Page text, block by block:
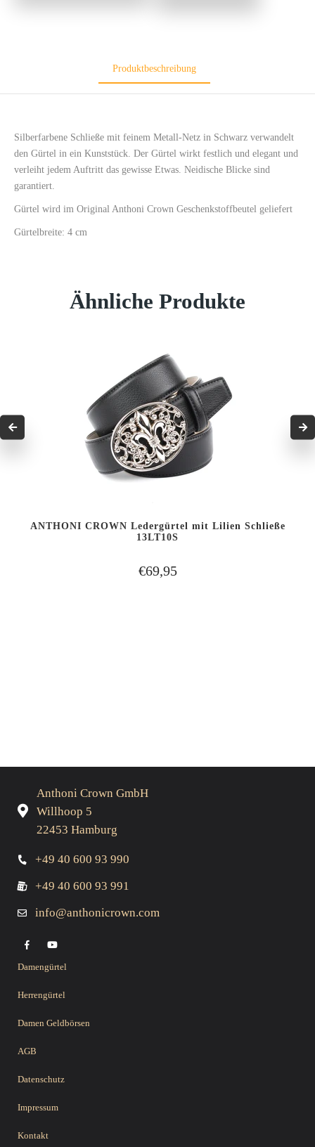
Produktbeschreibung
Silberfarbene Schließe mit feinem Metall-Netz in Schwarz verwandelt
den Gürtel in ein Kunststück. Der Gürtel wirkt festlich und elegant und
verleiht jedem Auftritt das gewisse Etwas. Neidische Blicke sind
garantiert.
Gürtel wird im Original Anthoni Crown Geschenkstoffbeutel geliefert
Gürtelbreite: 4 cm
Ähnliche Produkte
ANTHONI CROWN Ledergürtel mit Lilien Schließe
13LT10S
€69,95
Anthoni Crown GmbH
Willhoop 5
22453 Hamburg
+49 40 600 93 990
+49 40 600 93 991
info@anthonicrown.com
Damengürtel
Herrengürtel
Damen Geldbörsen
AGB
Datenschutz
Impressum
Kontakt